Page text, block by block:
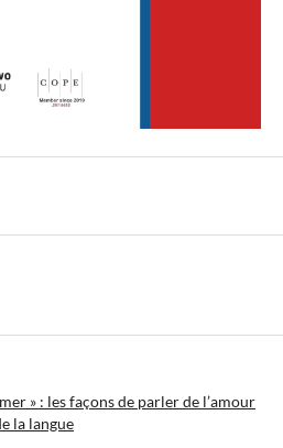
» : les façons de parler de l’amour
la langue